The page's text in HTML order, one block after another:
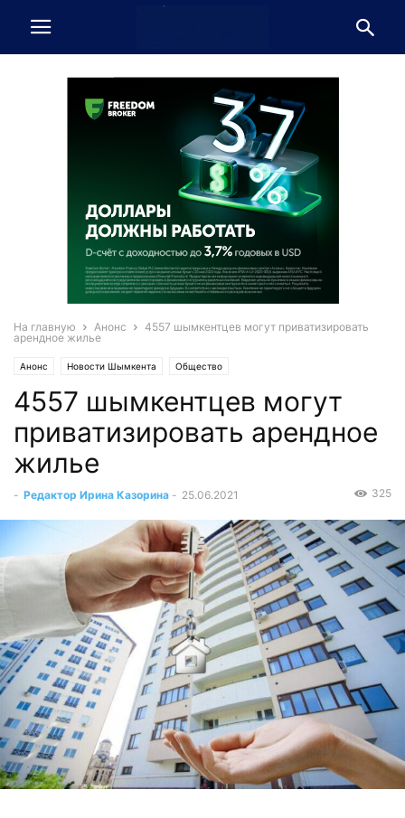
На главную Анонс
4557 шымкентцев могут приватизировать
арендное жилье
Анонс Новости Шымкента Общество
4557 шымкентцев могут
приватизировать арендное
жилье
- Редактор Ирина Казорина - 25.06.2021 325